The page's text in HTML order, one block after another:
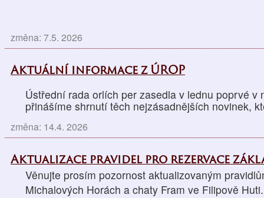
změna: 7.5. 2026
Aktuální informace z ÚROP
Ústřední rada orlích per zasedla v lednu poprvé v
přinášíme shrnutí těch nejzásadnějších novinek,
změna: 14.4. 2026
Aktualizace pravidel pro rezervace
Věnujte prosím pozornost aktualizovaným
Michalových Horách a chaty Fram ve Filipově Huti.